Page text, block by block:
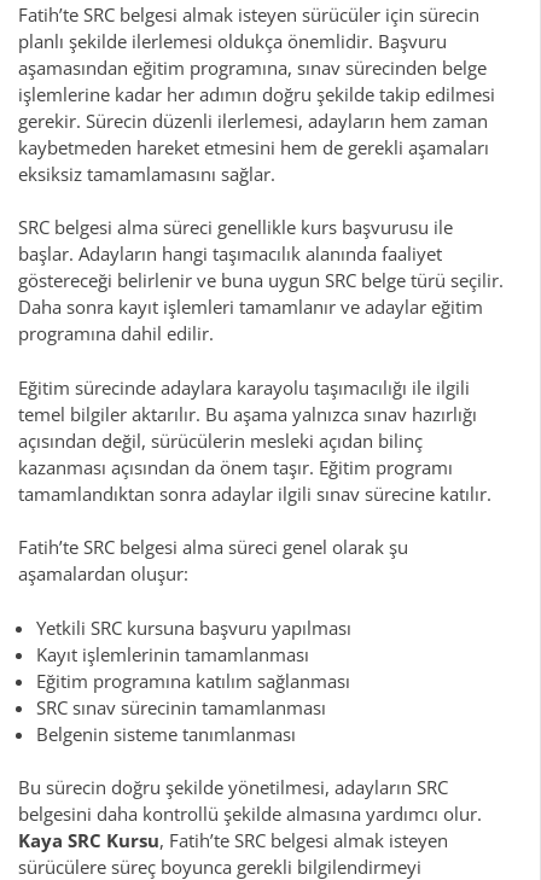
Fatih’te SRC belgesi almak isteyen sürücüler için sürecin
planlı şekilde ilerlemesi oldukça önemlidir. Başvuru
aşamasından eğitim programına, sınav sürecinden belge
işlemlerine kadar her adımın doğru şekilde takip edilmesi
gerekir. Sürecin düzenli ilerlemesi, adayların hem zaman
kaybetmeden hareket etmesini hem de gerekli aşamaları
eksiksiz tamamlamasını sağlar.
SRC belgesi alma süreci genellikle kurs başvurusu ile
başlar. Adayların hangi taşımacılık alanında faaliyet
göstereceği belirlenir ve buna uygun SRC belge türü seçilir.
Daha sonra kayıt işlemleri tamamlanır ve adaylar eğitim
programına dahil edilir.
Eğitim sürecinde adaylara karayolu taşımacılığı ile ilgili
temel bilgiler aktarılır. Bu aşama yalnızca sınav hazırlığı
açısından değil, sürücülerin mesleki açıdan bilinç
kazanması açısından da önem taşır. Eğitim programı
tamamlandıktan sonra adaylar ilgili sınav sürecine katılır.
Fatih’te SRC belgesi alma süreci genel olarak şu
aşamalardan oluşur:
Yetkili SRC kursuna başvuru yapılması
Kayıt işlemlerinin tamamlanması
Eğitim programına katılım sağlanması
SRC sınav sürecinin tamamlanması
Belgenin sisteme tanımlanması
Bu sürecin doğru şekilde yönetilmesi, adayların SRC
belgesini daha kontrollü şekilde almasına yardımcı olur.
Kaya SRC Kursu, Fatih’te SRC belgesi almak isteyen
sürücülere süreç boyunca gerekli bilgilendirmeyi